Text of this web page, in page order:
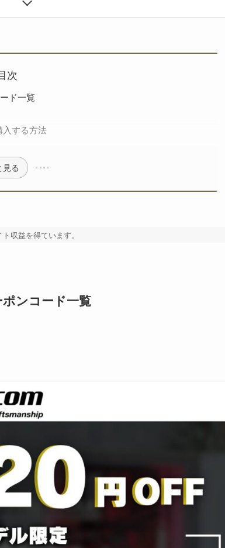
サイト「gg」を立ち上げ、価格/在庫/セール情報を整理・可視化
次
ド一覧
入する方法
見る
収益を得ています。
ンコード一覧